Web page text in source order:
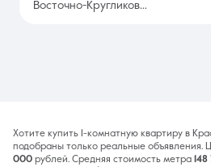
Восточно-Кругликовская
Хотите купить 1-комнатную квартиру в
подобраны только реальные объявления.
000 рублей. Средняя стоимость метра